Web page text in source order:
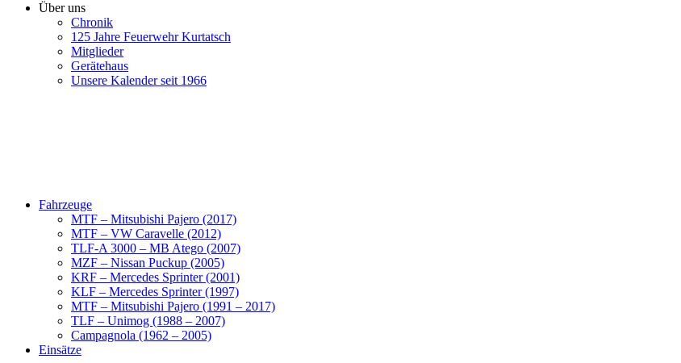
Über uns
Chronik
125 Jahre Feuerwehr Kurtatsch
Mitglieder
Gerätehaus
Unsere Kalender seit 1966
Fahrzeuge
MTF – Mitsubishi Pajero (2017)
MTF – VW Caravelle (2012)
TLF-A 3000 – MB Atego (2007)
MZF – Nissan Puckup (2005)
KRF – Mercedes Sprinter (2001)
KLF – Mercedes Sprinter (1997)
MTF – Mitsubishi Pajero (1991 – 2017)
TLF – Unimog (1988 – 2007)
Campagnola (1962 – 2005)
Einsätze